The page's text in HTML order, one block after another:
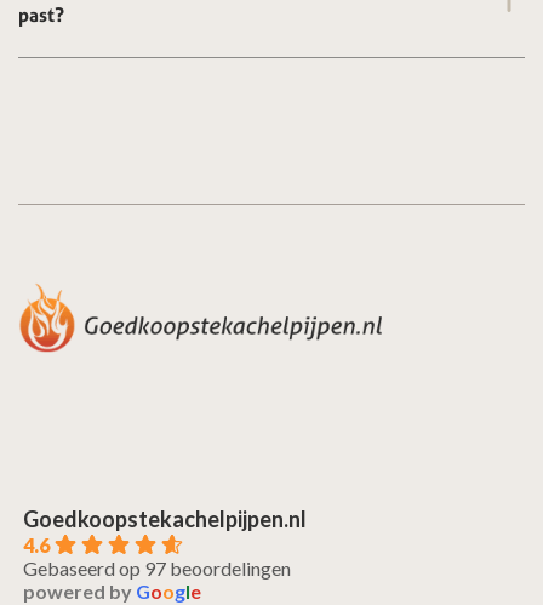
past?
Goedkoopstekachelpijpen.nl
4.6
Gebaseerd op 97 beoordelingen
powered by Google